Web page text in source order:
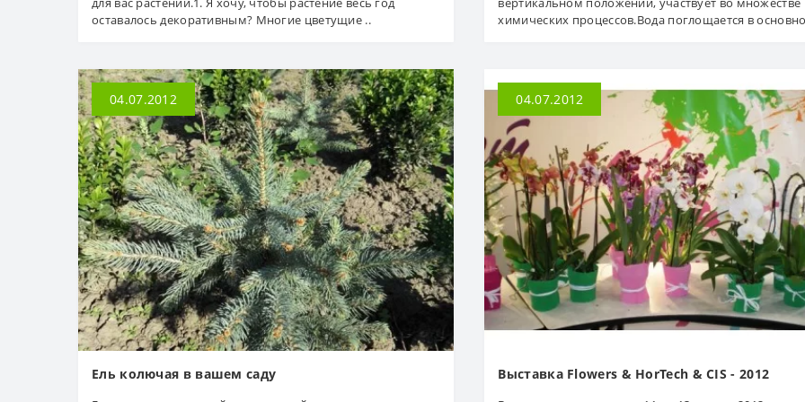
оставалось декоративным? Многие цветущие ..
химических процессов.Вода поглощается в
04.07.2012
Ель колючая в вашем саду
04.07.2012
Выставка Flowers & HorTech & CIS - 2012